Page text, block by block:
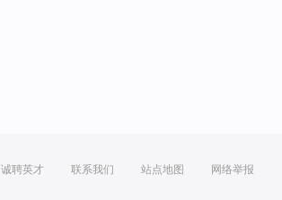
诚聘英才 联系我们 站点地图 网络举报